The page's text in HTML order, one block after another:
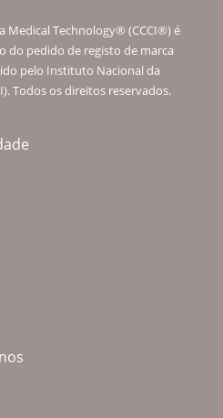
Medical Technology® (CCCI®) é
do pedido de registo de marca
pelo Instituto Nacional da
Todos os direitos reservados.